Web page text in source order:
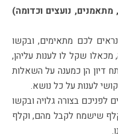
נועצים וכדומה)
בחרו 10 קלפים שנראים לכם מתאימים, ובקשו
שקל לו לענות עליהן,
דיון הן כמענה על השאלות
לענות על כל נושא.
בצורה גלויה ובקשו
שישמח לקבל מהם, וקלף